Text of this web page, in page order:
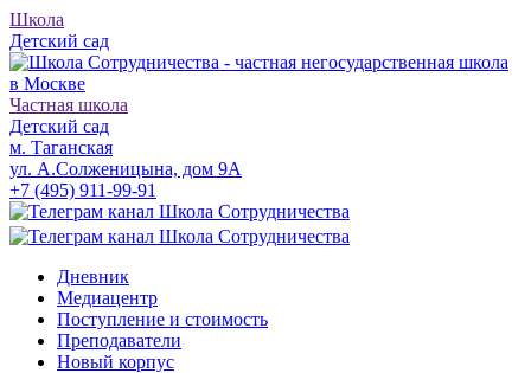
Школа
Детский сад
Частная школа
Детский сад
м. Таганская
ул. А.Солженицына, дом 9А
+7 (495) 911-99-91
Дневник
Медиацентр
Поступление и стоимость
Преподаватели
Новый корпус